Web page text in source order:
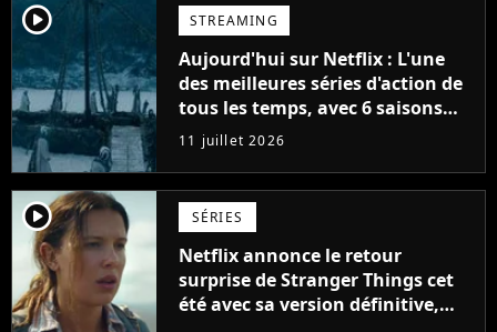
player2 STREAMING
Aujourd'hui sur Netflix : L'une
des meilleures séries d'action de
tous les temps, avec 6 saisons
parfaites
11 juillet 2026
player2 SÉRIES
Netflix annonce le retour
surprise de Stranger Things cet
été avec sa version définitive,